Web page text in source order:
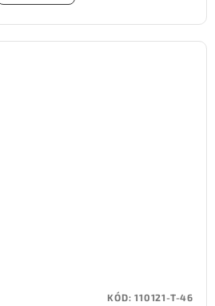
KÓD:110121-T-46